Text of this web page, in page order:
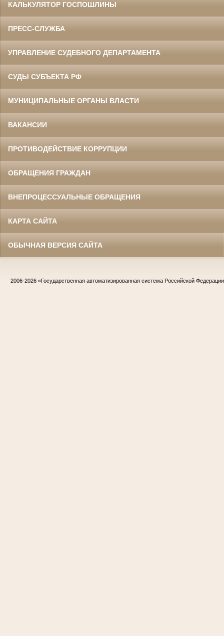
КАЛЬКУЛЯТОР ГОСПОШЛИНЫ
ПРЕСС-СЛУЖБА
УПРАВЛЕНИЕ СУДЕБНОГО ДЕПАРТАМЕНТА
СУДЫ СУБЪЕКТА РФ
МУНИЦИПАЛЬНЫЕ ОРГАНЫ ВЛАСТИ
ВАКАНСИИ
ПРОТИВОДЕЙСТВИЕ КОРРУПЦИИ
ОБРАЩЕНИЯ ГРАЖДАН
ВНЕПРОЦЕССУАЛЬНЫЕ ОБРАЩЕНИЯ
КАРТА САЙТА
ОБЫЧНАЯ ВЕРСИЯ САЙТА
2006-2026 «Государственная автоматизированная система Российской